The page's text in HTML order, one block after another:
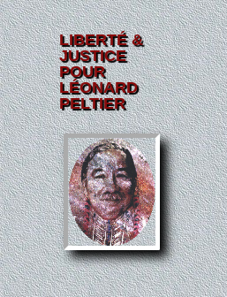
LIBERTÉ &
JUSTICE
POUR
LÉONARD
PELTIER